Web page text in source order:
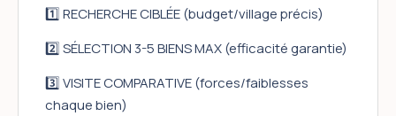
1️⃣ RECHERCHE CIBLÉE (budget/village précis)
2️⃣ SÉLECTION 3-5 BIENS MAX (efficacité garantie)
3️⃣ VISITE COMPARATIVE (forces/faiblesses
chaque bien)